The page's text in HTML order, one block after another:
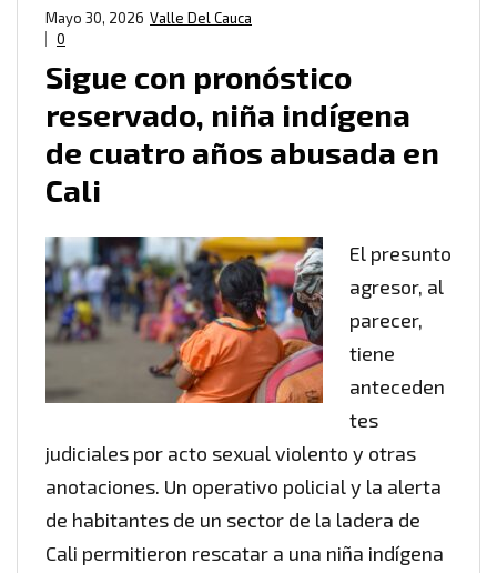
Valle Del Cauca
Mayo 30, 2026
0
Sigue con pronóstico
reservado, niña indígena
de cuatro años abusada en
Cali
El presunto
agresor, al
parecer,
tiene
anteceden
tes
judiciales por acto sexual violento y otras
anotaciones. Un operativo policial y la alerta
de habitantes de un sector de la ladera de
Cali permitieron rescatar a una niña indígena